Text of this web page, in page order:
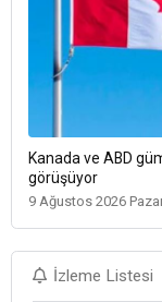
Kanada ve ABD
görüşüyor
9 Ağustos 2026
İzleme Listesi